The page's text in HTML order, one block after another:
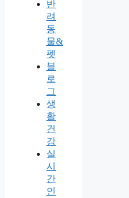
반
려
동
물&
펫
블
로
그
생
활
건
강
실
시
간
인